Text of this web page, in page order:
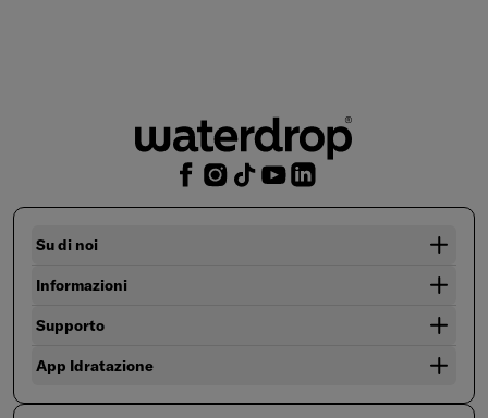
Su di noi
Informazioni
Supporto
App Idratazione